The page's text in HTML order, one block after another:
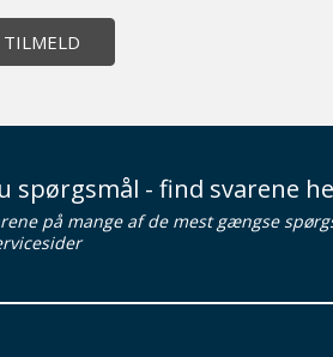
TILMELD
spørgsmål - find svarene
på mange af de mest gængse